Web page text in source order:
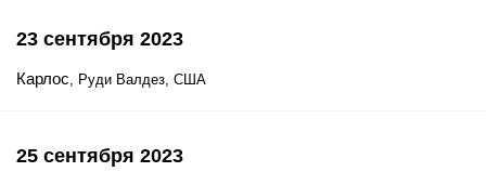
23 сентября 2023
Карлос, Руди Валдез, США
25 сентября 2023